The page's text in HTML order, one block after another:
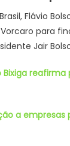
Flávio
para
Jair
Bixiga
a empresas